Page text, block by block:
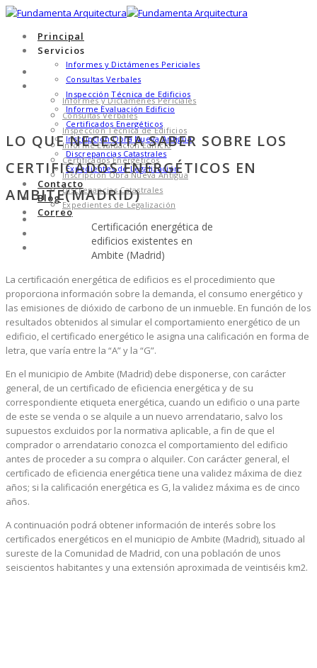
Principal
Servicios
Informes y Dictámenes Periciales
Consultas Verbales
Inspección Técnica de Edificios
Informe Evaluación Edificio
Certificados Energéticos
Inscripción Obra Nueva Antigua
Discrepancias Catastrales
Expedientes de Legalización
Contacto
Blog
Correo
Principal
Servicios
Informes y Dictámenes Periciales
Consultas Verbales
Inspección Técnica de Edificios
Informe Evaluación Edificio
Certificados Energéticos
Inscripción Obra Nueva Antigua
Discrepancias Catastrales
Expedientes de Legalización
Contacto
LO QUE NECESITA SABER SOBRE LOS
CERTIFICADOS ENERGÉTICOS EN
AMBITE(MADRID)
Certificación energética de
edificios existentes en
Ambite (Madrid)
La certificación energética de edificios es el procedimiento que
proporciona información sobre la demanda, el consumo energético y
las emisiones de dióxido de carbono de un inmueble. En función de los
resultados obtenidos al simular el comportamiento energético de un
edificio, el certificado energético le asigna una calificación en forma de
letra, que varía entre la “A” y la “G”.
En el municipio de Ambite (Madrid) debe disponerse, con carácter
general, de un certificado de eficiencia energética y de su
correspondiente etiqueta energética, cuando un edificio o una parte
de este se venda o se alquile a un nuevo arrendatario, salvo los
supuestos excluidos por la normativa aplicable, a fin de que el
comprador o arrendatario conozca el comportamiento del edificio
antes de proceder a su compra o alquiler. Con carácter general, el
certificado de eficiencia energética tiene una validez máxima de diez
años; si la calificación energética es G, la validez máxima es de cinco
años.
A continuación podrá obtener información de interés sobre los
certificados energéticos en el municipio de Ambite (Madrid), situado al
sureste de la Comunidad de Madrid, con una población de unos
seiscientos habitantes y una extensión aproximada de veintiséis km2.